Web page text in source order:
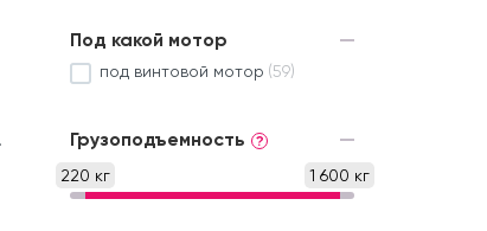
Под какой мотор
под винтовой мотор (59)
Грузоподъемность ?
220 кг 1 600 кг